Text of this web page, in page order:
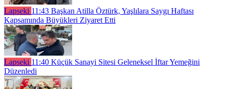
Lapseki 11:43 Başkan Atilla Öztürk, Yaşlılara Saygı Haftası
Kapsamında Büyükleri Ziyaret Etti
Lapseki 11:40 Küçük Sanayi Sitesi Geleneksel İftar Yemeğini
Düzenledi